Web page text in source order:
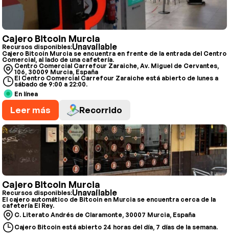
Cajero Bitcoin Murcia
Recursos disponibles:Unavailable
Cajero Bitcoin Murcia se encuentra en frente de la entrada del Centro
Comercial, al lado de una cafetería.
Centro Comercial Carrefour Zaraiche, Av. Miguel de Cervantes,
106, 30009 Murcia, España
El Centro Comercial Carrefour Zaraiche está abierto de lunes a
sábado de 9:00 a 22:00.
En línea
Leer más Recorrido
Cajero Bitcoin Murcia
Recursos disponibles:Unavailable
El cajero automático de Bitcoin en Murcia se encuentra cerca de la
cafetería El Rey.
C. Literato Andrés de Claramonte, 30007 Murcia, España
Cajero Bitcoin está abierto 24 horas del día, 7 días de la semana.